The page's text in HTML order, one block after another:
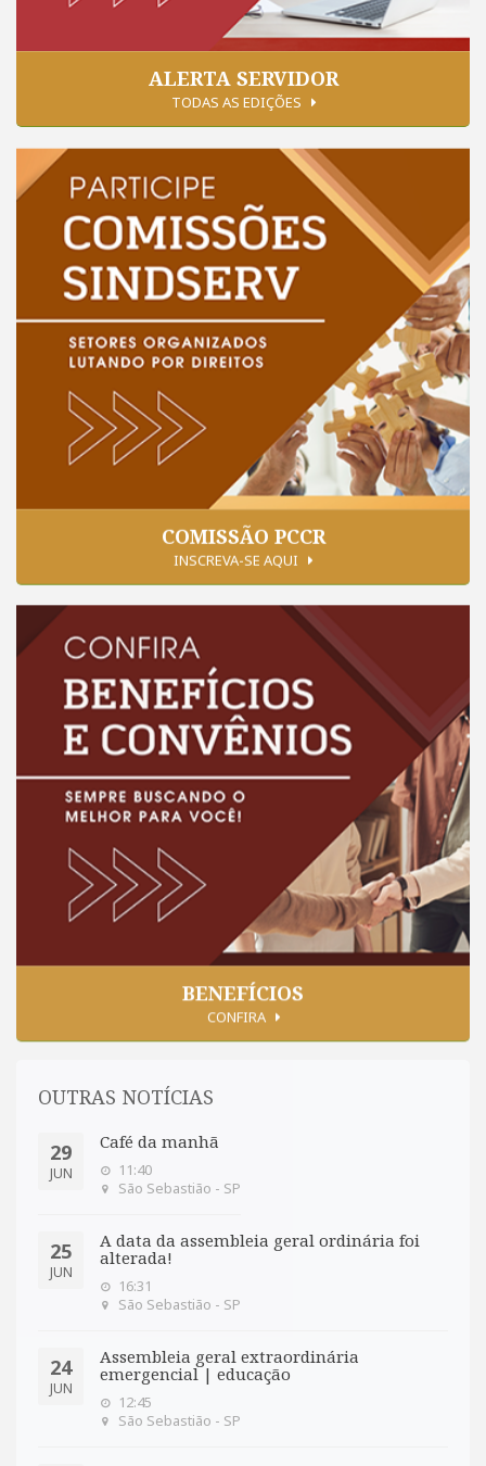
ALERTA SERVIDOR
TODAS AS EDIÇÕES
COMISSÃO PCCR
INSCREVA-SE AQUI
BENEFÍCIOS
CONFIRA
OUTRAS NOTÍCIAS
29
JUN
Café da manhã
11:40
São Sebastião - SP
25
JUN
A data da assembleia geral ordinária foi
alterada!
16:31
São Sebastião - SP
24
JUN
Assembleia geral extraordinária
emergencial | educação
12:45
São Sebastião - SP